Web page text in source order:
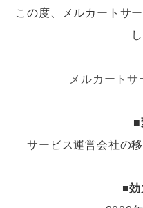
この度、メルカートサ
メルカート
■
サービス運営会社の
■効